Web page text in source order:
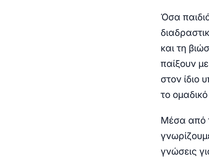
Όσα
και τη
παίξουν
στον ίδιο
το
Μέσα από
γνώσεις